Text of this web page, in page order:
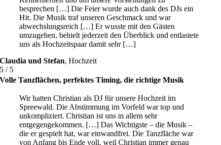
besprechen […] Die Feier wurde auch dank des DJs ein
Hit. Die Musik traf unseren Geschmack und war
abwechslungsreich […] Er wusste mit den Gästen
umzugehen, behielt jederzeit den Überblick und entlastete
uns als Hochzeitspaar damit sehr […]
Claudia und Stefan,Hochzeit
5 / 5
Volle Tanzflächen, perfektes Timing, die richtige Musik
Wir hatten Christian als DJ für unsere Hochzeit im
Spreewald. Die Abstimmung im Vorfeld war top und
unkompliziert. Christian ist uns in allem sehr
entgegengekommen. […] Das Wichtigste – die Musik –
die er gespielt hat, war einwandfrei. Die Tanzfläche war
von Anfang bis Ende voll, weil Christian immer genau